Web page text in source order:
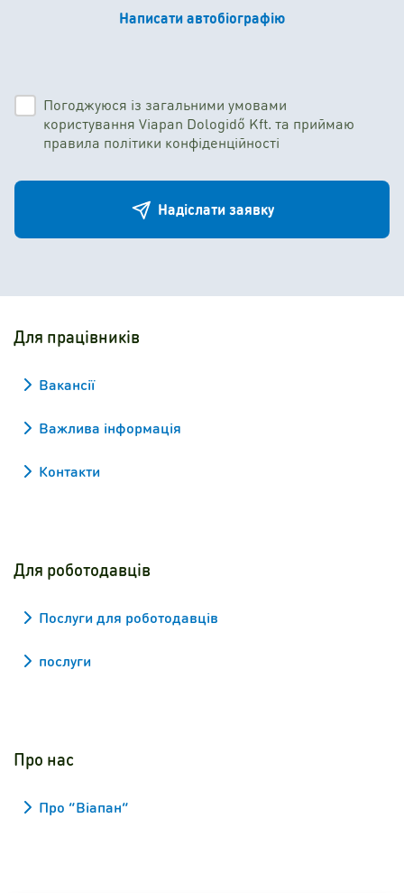
Написати автобіографію
Погоджуюся із загальними умовами
користування Viapan Dologidő Kft. та приймаю
правила політики конфіденційності
Надіслати заявку
Для працівників
Вакансії
Важлива інформація
Контакти
Для роботодавців
Послуги для роботодавців
послуги
Про нас
Про “Віапан”